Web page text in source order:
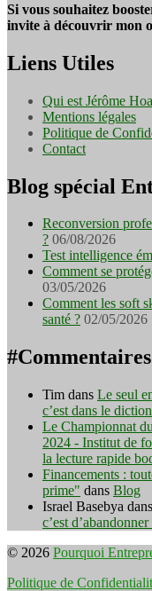
Si vous souhaitez
invite à découvrir mon
Liens Utiles
Qui est Jérôme
Mentions légales
Politique de
Contact
Blog spécial
Reconversion
? 06/08/2026
Test intelligence
Comment se
03/05/2026
Comment les soft
santé ? 02/05/2026
#Commentaires
Tim dans Le seul
c’est dans le
Le Championnat
2024 - Institut de
la lecture rapide
Financements :
prime" dans Blog
Israel Basebya dans
c’est
© 2026 Pourquoi
Politique de